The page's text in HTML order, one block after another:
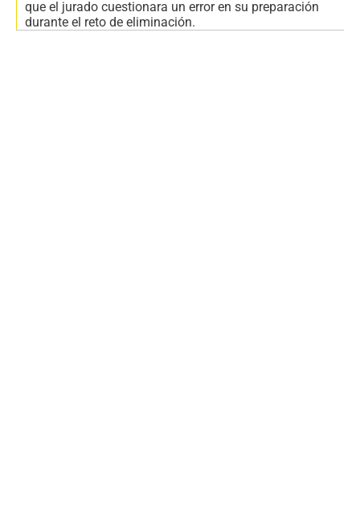
que el jurado cuestionara un error en su preparación
durante el reto de eliminación.